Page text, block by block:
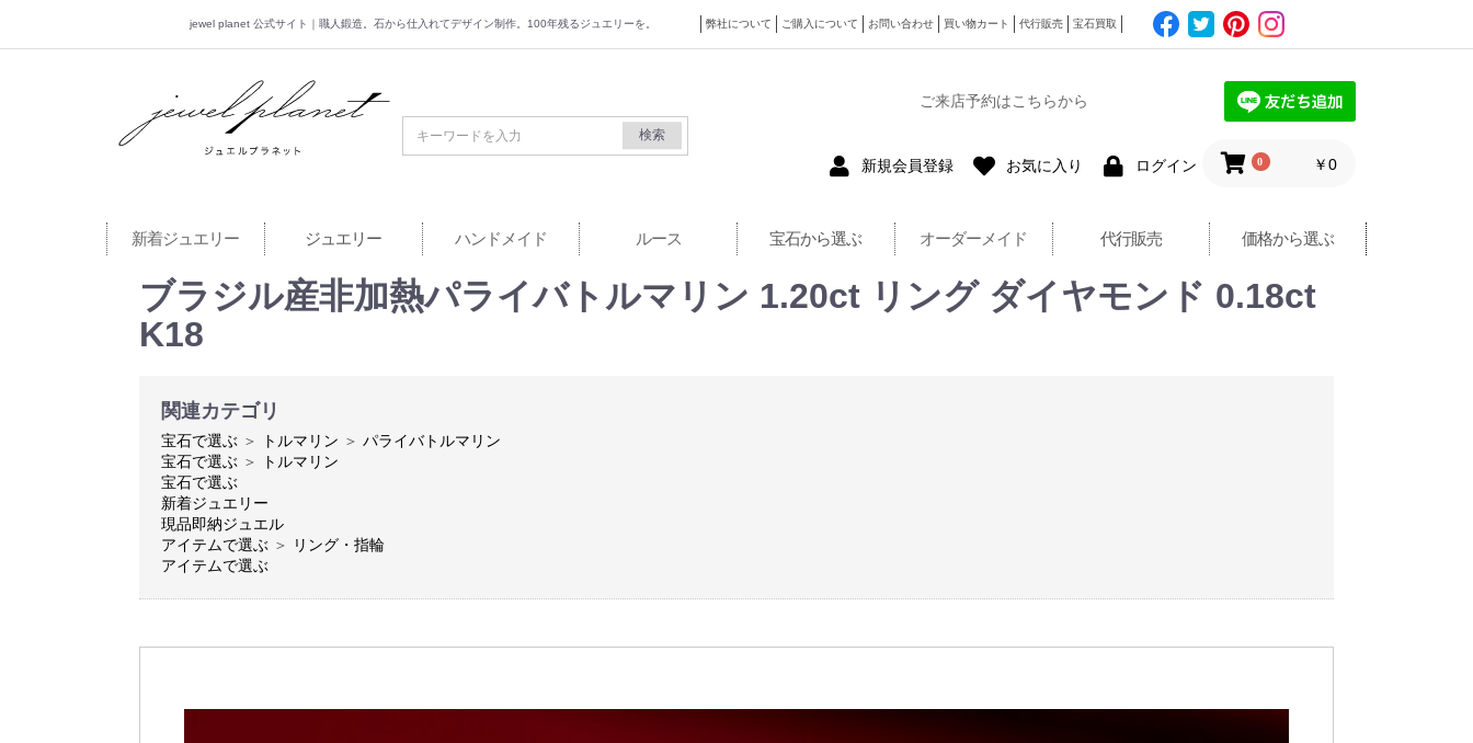
jewel planet 公式サイト｜職人鍛造。石から仕入れてデザイン制作。100年残るジュエリーを。 弊社について ご購入について お問い合わせ 買い物カート 代行販売 宝石買取
jewel planet 公式サイト
検索
ご来店予約はこちらから
新規会員登録 お気に入り ログイン 0 ￥0
新着ジュエリー ジュエリー ハンドメイド ルース 宝石から選ぶ オーダーメイド 代行販売 価格から選ぶ
ブラジル産非加熱パライバトルマリン 1.20ct リング ダイヤモンド 0.18ct
K18
関連カテゴリ
宝石で選ぶ ＞ トルマリン ＞ パライバトルマリン
宝石で選ぶ ＞
トルマリン
宝石で選ぶ
新着ジュエリー
現品即納ジュエル
アイテムで選ぶ ＞
リング・指輪
アイテムで選ぶ